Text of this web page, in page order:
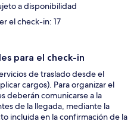
a disponibilidad
el check-in: 17
para el check-in
de traslado desde el
cargos). Para organizar el
deberán comunicarse a la
de la llegada, mediante la
incluida en la confirmación de la